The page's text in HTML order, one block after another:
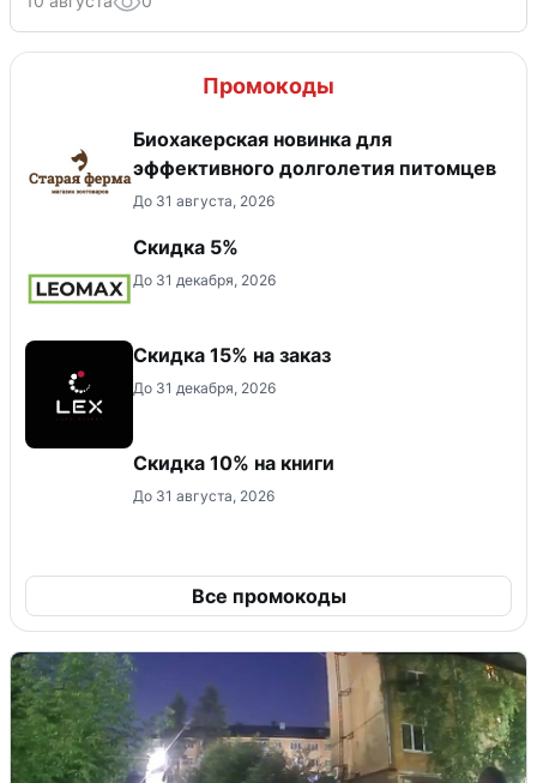
Промокоды
Биохакерская новинка для
эффективного долголетия питомцев
До 31 августа, 2026
Скидка 5%
До 31 декабря, 2026
Скидка 15% на заказ
До 31 декабря, 2026
Скидка 10% на книги
До 31 августа, 2026
Все промокоды